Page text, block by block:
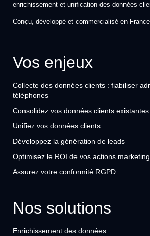
enrichissement et unification des données
Conçu, développé et commercialisé en
Vos enjeux
Collecte des données clients : fiabiliser
téléphones
Consolidez vos données clients existantes
Unifiez vos données clients
Développez la génération de leads
Optimisez le ROI de vos actions marketing
Assurez votre conformité RGPD
Nos solutions
Enrichissement des données